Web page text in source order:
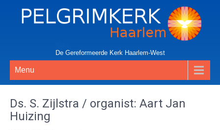
De Gereformeerde Kerk Haarlem-West
Menu
Ds. S. Zijlstra / organist: Aart Jan
Huizing